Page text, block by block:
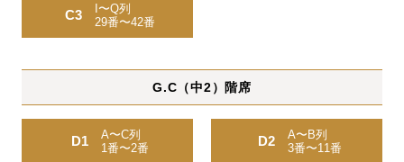
C3
I〜Q列
29番〜42番
G.C（中2）階席
D1
A〜C列
1番〜2番
D2
A〜B列
3番〜11番